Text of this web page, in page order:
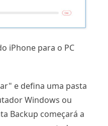
iPhone para o PC
e defina uma pasta
Windows ou
Backup começará a